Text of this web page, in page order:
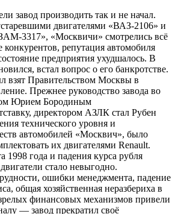
завод производить так и не начал.
двигателями «ВАЗ-2106» и
3317», «Москвичи» смотрелись всё
конкурентов, репутация автомобиля
предприятия ухудшалось. В
встал вопрос о его банкротстве.
взят Правительством Москвы в
Прежнее руководство завода во
Юрием Бородиным
директором АЗЛК стал Рубен
технического уровня и
автомобилей «Москвич», было
их двигателями Renault.
1998 года и падения курса рубля
стало невыгодно.
ошибки менеджмента, падение
общая хозяйственная неразбериха в
финансовых механизмов привели
— завод прекратил своё